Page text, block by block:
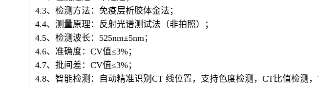
4.3、检测方法：免疫层析胶体金法；
4.4、测量原理：反射光谱测试法（非拍照）；
4.5、检测波长：525nm±5nm；
4.6、准确度：CV值≤3%；
4.7、批间差：CV值≤3%；
4.8、智能检测：自动精准识别CT 线位置，支持色度检测，CT比值检测